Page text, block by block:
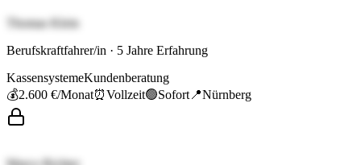
Thomas Klein
Berufskraftfahrer/in · 5 Jahre Erfahrung
KassensystemeKundenberatung
💰2.600 €/Monat⏰Vollzeit🟢Sofort 📍Nürnberg